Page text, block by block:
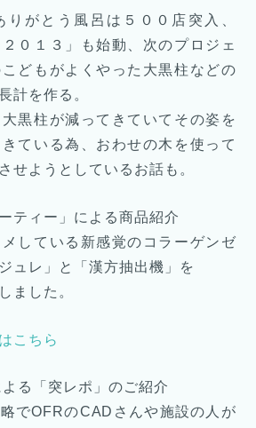
りがとう風呂は５００店突入、
２０１３」も始動、次のプロジェ
どもがよくやった大黒柱などの
計を作る。
黒柱が減ってきていてその姿を
ている為、おわせの木を使って
せようとしているお話も。
ティー」による商品紹介
している新感覚のコラーゲンゼ
ュレ」と「漢方抽出機」を
ました。
こちら
る「突レポ」のご紹介
でOFRのCADさんや施設の人が